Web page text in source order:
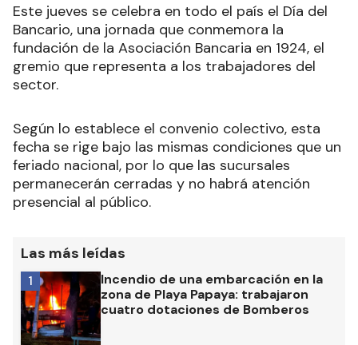
Este jueves se celebra en todo el país el Día del
Bancario, una jornada que conmemora la
fundación de la Asociación Bancaria en 1924, el
gremio que representa a los trabajadores del
sector.
Según lo establece el convenio colectivo, esta
fecha se rige bajo las mismas condiciones que un
feriado nacional, por lo que las sucursales
permanecerán cerradas y no habrá atención
presencial al público.
Las más leídas
Incendio de una embarcación en la
zona de Playa Papaya: trabajaron
cuatro dotaciones de Bomberos
1